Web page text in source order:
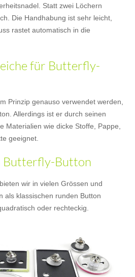
Statt zwei Löchern
Die Handhabung ist sehr leicht,
rastet automatisch in die
für Butterfly-
Prinzip genauso verwendet werden,
Allerdings ist er durch seinen
Materialien wie dicke Stoffe, Pappe,
geeignet.
Butterfly-Button
wir in vielen Grössen und
als klassischen runden Button
oder rechteckig.